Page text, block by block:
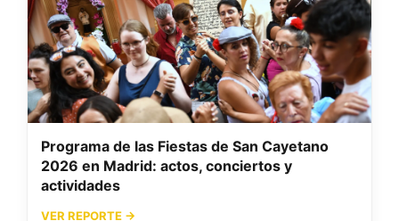
Programa de las Fiestas de San Cayetano
2026 en Madrid: actos, conciertos y
actividades
VER REPORTE →